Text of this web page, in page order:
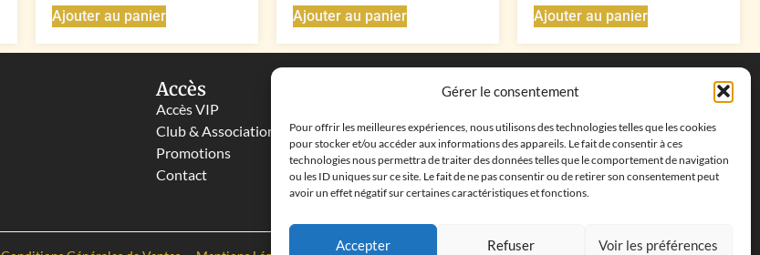
Gérer le consentement
Pour offrir les meilleures expériences, nous utilisons des technologies telles que les cookies
pour stocker et/ou accéder aux informations des appareils. Le fait de consentir à ces
technologies nous permettra de traiter des données telles que le comportement de navigation
ou les ID uniques sur ce site. Le fait de ne pas consentir ou de retirer son consentement peut
avoir un effet négatif sur certaines caractéristiques et fonctions.
Accepter Refuser Voir les préférences
Ajouter au panier Ajouter au panier Ajouter au panier
Accès
Accès VIP
Club & Associations
Promotions
Contact
Coordonnées
cléments, 13500 Martigues, France
Téléphone : ‭+33652313256‬
Email :feves.collecstore@gmail.com